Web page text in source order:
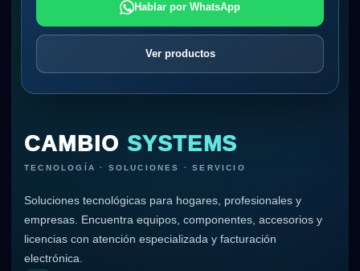
Hablar por WhatsApp
Ver productos
CAMBIO SYSTEMS
TECNOLOGÍA · SOLUCIONES · SERVICIO
Soluciones tecnológicas para hogares, profesionales y
empresas. Encuentra equipos, componentes, accesorios y
licencias con atención especializada y facturación
electrónica.